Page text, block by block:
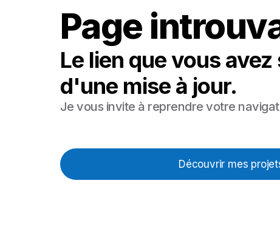
Page
Le lien que vous
d'une mise à jour.
Je vous invite à reprendre votre
Découvrir mes